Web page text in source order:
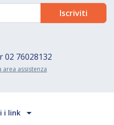
02 76028132
area assistenza
i link